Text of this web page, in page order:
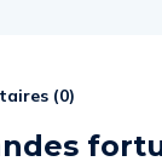
(0)